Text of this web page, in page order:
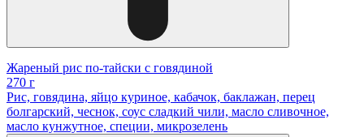
Жареный рис по-тайски с говядиной
270 г
Рис, говядина, яйцо куриное, кабачок, баклажан, перец
болгарский, чеснок, соус сладкий чили, масло сливочное,
масло кунжутное, специи, микрозелень